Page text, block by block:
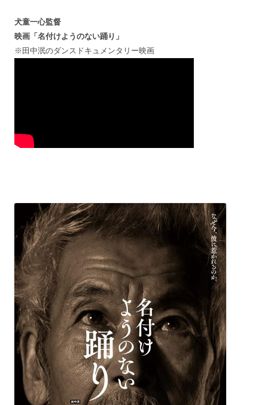
犬童一心監督
映画「名付けようのない踊り」
※田中泯のダンスドキュメンタリー映画